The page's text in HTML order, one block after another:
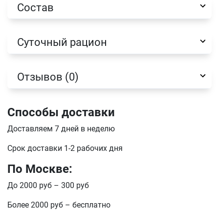
Состав
Суточный рацион
Отзывов (0)
Способы доставки
Доставляем 7 дней в неделю
Срок доставки 1-2 рабочих дня
По Москве:
До 2000 руб – 300 руб
Более 2000 руб – бесплатно
Продолжить покупки
Имя
Телефон
E-mail